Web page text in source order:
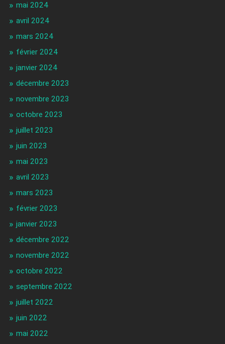
mai 2024
avril 2024
mars 2024
février 2024
janvier 2024
décembre 2023
novembre 2023
octobre 2023
juillet 2023
juin 2023
mai 2023
avril 2023
mars 2023
février 2023
janvier 2023
décembre 2022
novembre 2022
octobre 2022
septembre 2022
juillet 2022
juin 2022
mai 2022